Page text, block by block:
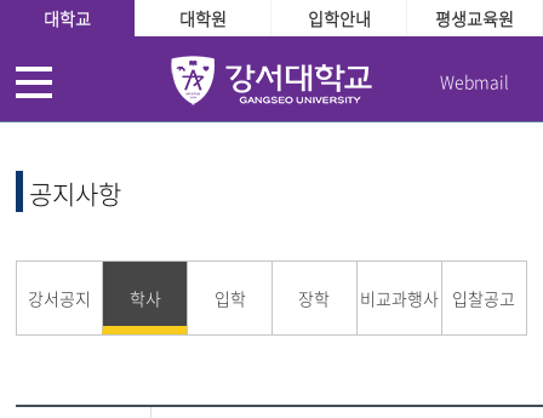
대학교 대학원 입학안내 평생교육원
Webmail
공지사항
강서공지 학사 입학 장학 비교과행사 입찰공고